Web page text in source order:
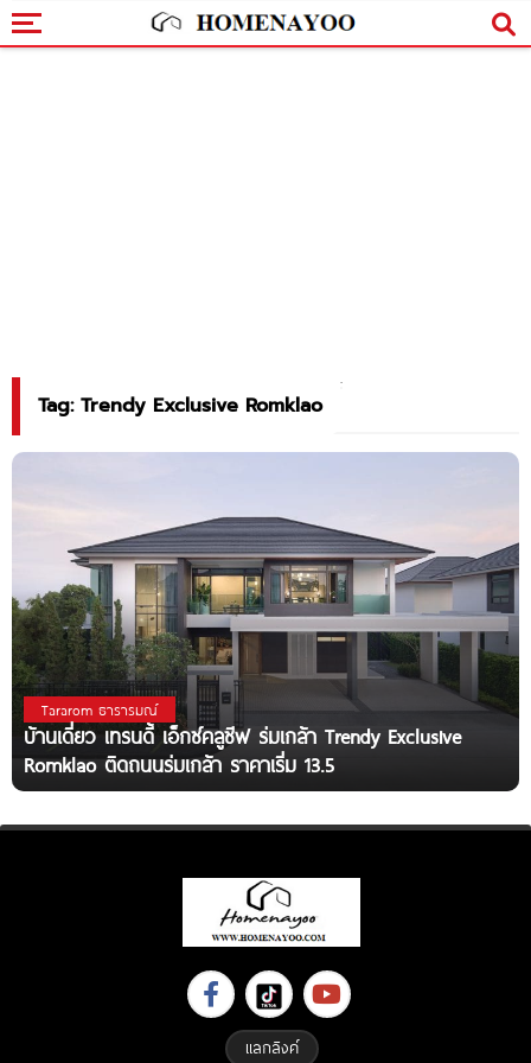
Tag: Trendy Exclusive Romklao
Tararom ธารารมณ์
บ้านเดี่ยว เทรนดี้ เอ็กซ์คลูซีฟ ร่มเกล้า Trendy Exclusive
Romklao ติดถนนร่มเกล้า ราคาเริ่ม 13.5
แลกลิงค์